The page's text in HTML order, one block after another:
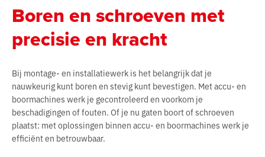
Boren en schroeven met
precisie en kracht
Bij montage- en installatiewerk is het belangrijk dat je
nauwkeurig kunt boren en stevig kunt bevestigen. Met accu- en
boormachines werk je gecontroleerd en voorkom je
beschadigingen of fouten. Of je nu gaten boort of schroeven
plaatst: met oplossingen binnen accu- en boormachines werk je
efficiënt en betrouwbaar.